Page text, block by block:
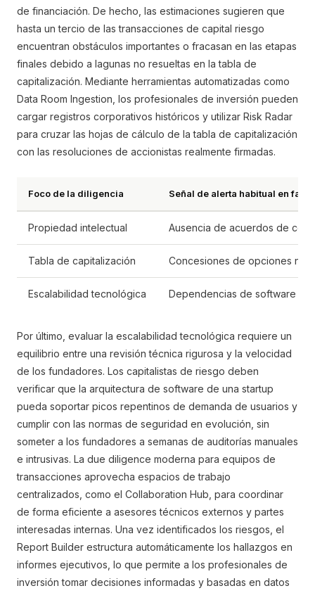
de financiación. De hecho, las estimaciones sugieren que
hasta un tercio de las transacciones de capital riesgo
encuentran obstáculos importantes o fracasan en las etapas
finales debido a lagunas no resueltas en la tabla de
capitalización. Mediante herramientas automatizadas como
Data Room Ingestion, los profesionales de inversión pueden
cargar registros corporativos históricos y utilizar Risk Radar
para cruzar las hojas de cálculo de la tabla de capitalización
con las resoluciones de accionistas realmente firmadas.
Foco de la diligencia Señal de alerta habitual en
Propiedad intelectual Ausencia de acuerdos de
Tabla de capitalización Concesiones de opciones no
Escalabilidad tecnológica Dependencias de software
Por último, evaluar la escalabilidad tecnológica requiere un
equilibrio entre una revisión técnica rigurosa y la velocidad
de los fundadores. Los capitalistas de riesgo deben
verificar que la arquitectura de software de una startup
pueda soportar picos repentinos de demanda de usuarios y
cumplir con las normas de seguridad en evolución, sin
someter a los fundadores a semanas de auditorías manuales
e intrusivas. La due diligence moderna para equipos de
transacciones aprovecha espacios de trabajo
centralizados, como el Collaboration Hub, para coordinar
de forma eficiente a asesores técnicos externos y partes
interesadas internas. Una vez identificados los riesgos, el
Report Builder estructura automáticamente los hallazgos en
informes ejecutivos, lo que permite a los profesionales de
inversión tomar decisiones informadas y basadas en datos